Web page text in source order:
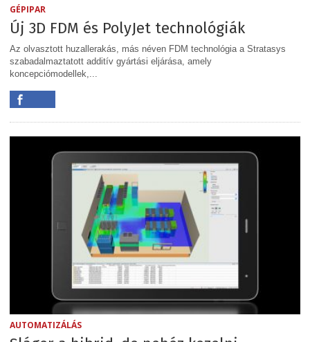
GÉPIPAR
Új 3D FDM és PolyJet technológiák
Az olvasztott huzallerakás, más néven FDM technológia a Stratasys
szabadalmaztatott additív gyártási eljárása, amely
koncepciómodellek,...
AUTOMATIZÁLÁS